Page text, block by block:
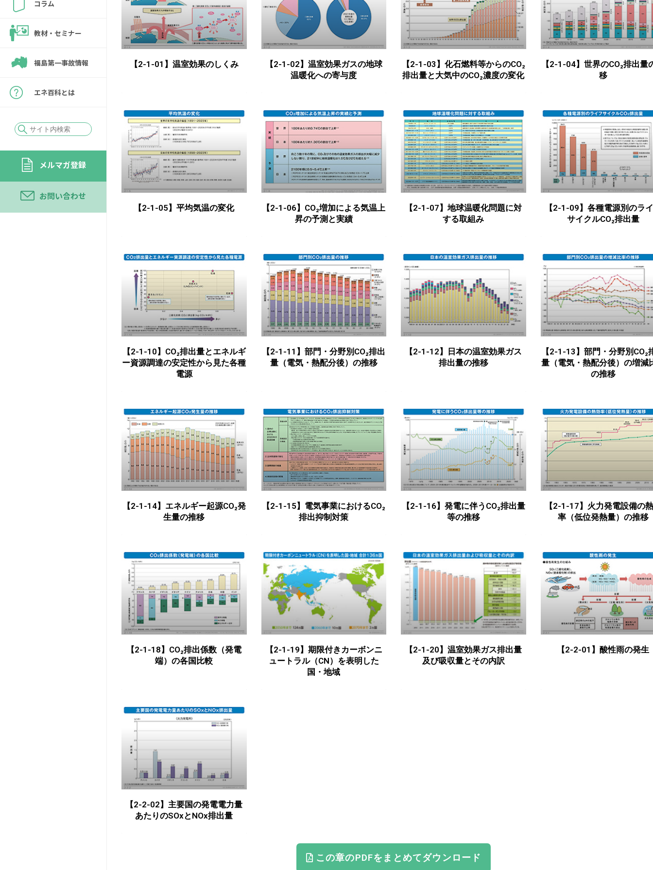
コラム
教材・セミナー
福島第一事故情報
エネ百科とは
メルマガ登録
お問い合わせ
【2-1-01】温室効果のしくみ
【2-1-02】温室効果ガスの地球
温暖化への寄与度
【2-1-03】化石燃料等からのCO₂
排出量と大気中のCO₂濃度の変化
【2-1-04】世界のCO₂排出量
移
【2-1-05】平均気温の変化
【2-1-06】CO₂増加による気温上
昇の予測と実績
【2-1-07】地球温暖化問題に対
する取組み
【2-1-09】各種電源別のラ
サイクルCO₂排出量
【2-1-10】CO₂排出量とエネルギ
ー資源調達の安定性から見た各種
電源
【2-1-11】部門・分野別CO₂排出
量（電気・熱配分後）の推移
【2-1-12】日本の温室効果ガス
排出量の推移
【2-1-13】部門・分野別CO₂
量（電気・熱配分後）の増減
の推移
【2-1-14】エネルギー起源CO₂発
生量の推移
【2-1-15】電気事業におけるCO₂
排出抑制対策
【2-1-16】発電に伴うCO₂排出量
等の推移
【2-1-17】火力発電設備の
率（低位発熱量）の推移
【2-1-18】CO₂排出係数（発電
端）の各国比較
【2-1-19】期限付きカーボンニ
ュートラル（CN）を表明した
国・地域
【2-1-20】温室効果ガス排出量
及び吸収量とその内訳
【2-2-01】酸性雨の発生
【2-2-02】主要国の発電電力量
あたりのSOxとNOx排出量
この章のPDFをまとめてダウンロード